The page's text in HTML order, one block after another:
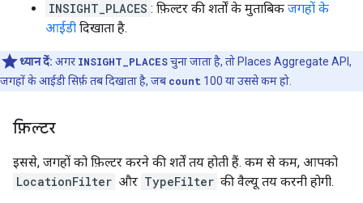
INSIGHT_PLACES : फ़िल्टर की शर्तों के मुताबिक जगहों के
आईडी दिखाता है.
ध्यान दें: अगर INSIGHT_PLACESचुना जाता है, तो Places Aggregate API,
जगहों के आईडी सिर्फ़ तब दिखाता है, जब count 100 या उससे कम हो.
फ़िल्टर
इससे, जगहों को फ़िल्टर करने की शर्तें तय होती हैं. कम से कम, आपको
LocationFilter और TypeFilter की वैल्यू तय करनी होगी.